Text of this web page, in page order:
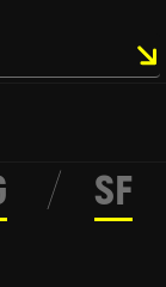
/ SF